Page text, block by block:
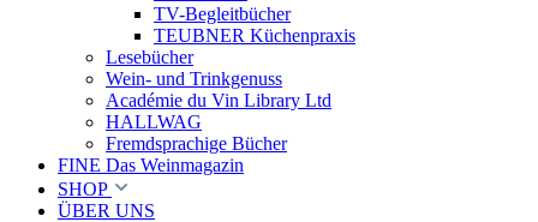
TV-Begleitbücher
TEUBNER Küchenpraxis
Lesebücher
Wein- und Trinkgenuss
Académie du Vin Library Ltd
HALLWAG
Fremdsprachige Bücher
FINE Das Weinmagazin
SHOP
ÜBER UNS